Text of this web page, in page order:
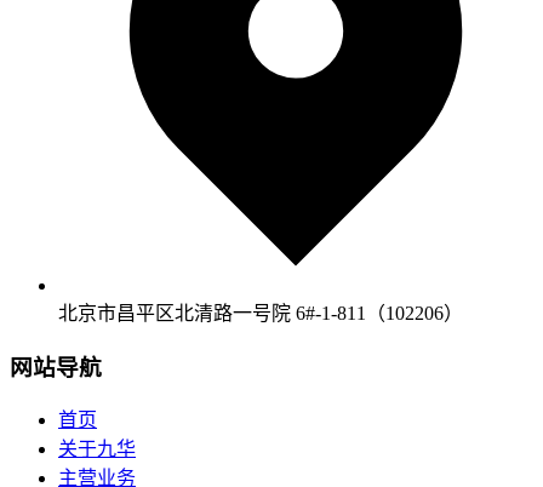
北京市昌平区北清路一号院 6#-1-811（102206）
网站导航
首页
关于九华
主营业务